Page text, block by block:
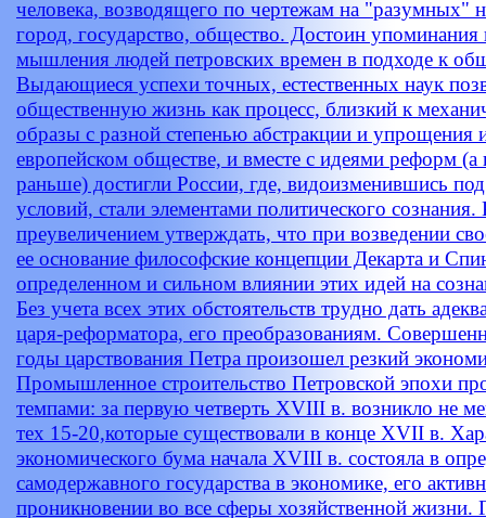
человека, возводящего по чертежам на "разумных"
город, государство, общество. Достоин
мышления людей петровских времен в подходе к
Выдающиеся успехи точных, естественных наук
общественную жизнь как процесс, близкий к
образы с разной степенью абстракции и
европейском обществе, и вместе с идеями реформ
раньше) достигли России, где, видоизменившись
условий, стали элементами политического
преувеличением утверждать, что при возведении
ее основание философские концепции Декарта и
определенном и сильном влиянии этих идей на
Без учета всех этих обстоятельств трудно дать
царя-реформатора, его преобразованиям.
годы царствования Петра произошел резкий
Промышленное строительство Петровской эпохи
темпами: за первую четверть XVIII в. возникло не
тех 15-20,которые существовали в конце XVII в.
экономического бума начала XVIII в. состояла в
самодержавного государства в экономике, его
проникновении во все сферы хозяйственной жизни.